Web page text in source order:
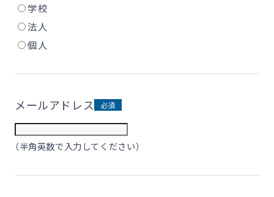
学校
法人
個人
メールアドレス
（半角英数で入力してください）